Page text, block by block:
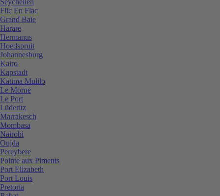
Flic En Flac
Grand Baie
Harare
Hermanus
Hoedspruit
Johannesburg
Kairo
Kapstadt
Katima Mulilo
Le Morne
Le Port
Lüderitz
Marrakesch
Mombasa
Nairobi
Oujda
Pereybere
Pointe aux Piments
Port Elizabeth
Port Louis
Pretoria